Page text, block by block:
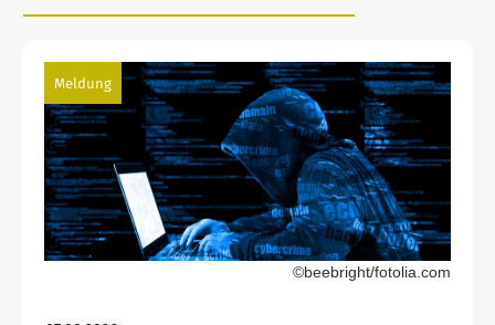
Meldung
©beebright/fotolia.com